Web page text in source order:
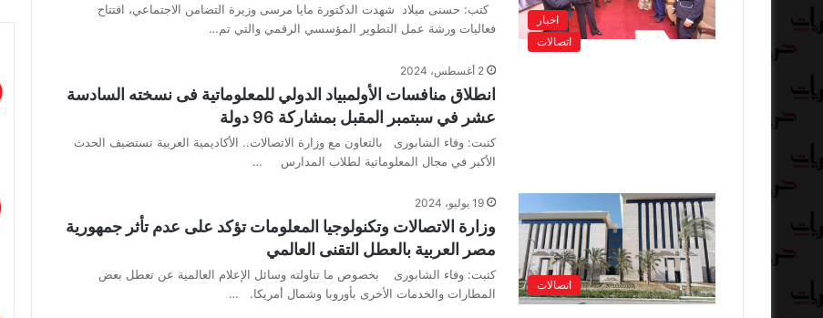
اخبار
كتب: حسنى ميلاد شهدت الدكتورة مايا مرسى وزيرة التضامن الاجتماعي، افتتاح
فعاليات ورشة عمل التطوير المؤسسي الرقمي والتي تم…
اتصالات
2 أغسطس، 2024
انطلاق منافسات الأولمبياد الدولي للمعلوماتية فى نسخته السادسة
عشر في سبتمبر المقبل بمشاركة 96 دولة
كتبت: وفاء الشابورى بالتعاون مع وزارة الاتصالات.. الأكاديمية العربية تستضيف الحدث
الأكبر في مجال المعلوماتية لطلاب المدارس …
اتصالات
19 يوليو، 2024
وزارة الاتصالات وتكنولوجيا المعلومات تؤكد على عدم تأثر جمهورية
مصر العربية بالعطل التقنى العالمي
كتبت: وفاء الشابورى بخصوص ما تناولته وسائل الإعلام العالمية عن تعطل بعض
المطارات والخدمات الأخرى بأوروبا وشمال أمريكا. …